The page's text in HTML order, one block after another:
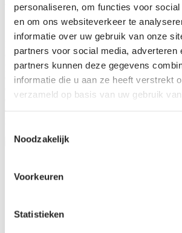
personaliseren, om functies voor
en om ons websiteverkeer te
informatie over uw gebruik van onze
partners voor social media, adverteren
partners kunnen deze gegevens
informatie die u aan ze heeft verstrekt
verzameld op basis van uw gebruik
Noodzakelijk
Voorkeuren
Statistieken
Welkom in Grand Café
In de veerterminal van Rederij Doeksen in
Grand Café Promenade. U krijgt vanzelf het
pakken op deze schitterende locatie met
een ruim buitenterras. Grand Café
eten en te drinken, maar is ook een heerlijke
GENIET VAN DE